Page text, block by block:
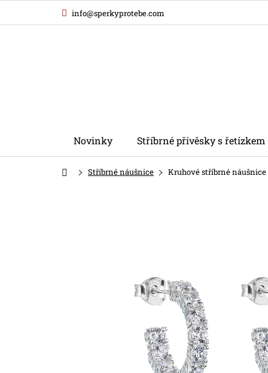
obsah
info@sperkyprotebe.com
Novinky Stříbrné přívěsky s řetízkem
DomůStříbrné náušnice Kruhové stříbrné